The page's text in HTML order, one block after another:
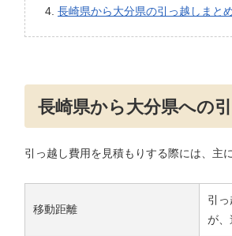
長崎県から大分県の引っ越しまと
長崎県から大分県への
引っ越し費用を見積もりする際には、主
移動距離
引
が、